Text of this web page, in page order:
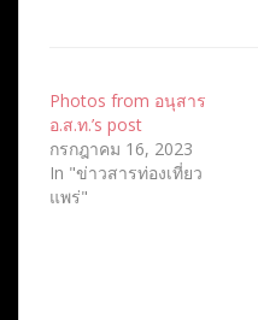
Photos from อนุสาร
อ.ส.ท.’s post
กรกฎาคม 16, 2023
In "ข่าวสารท่องเที่ยว
แพร่"